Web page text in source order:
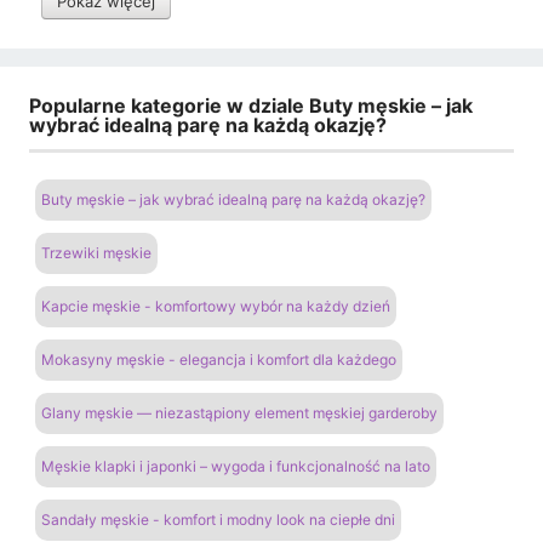
Popularne kategorie w dziale Buty męskie – jak
wybrać idealną parę na każdą okazję?
Buty męskie – jak wybrać idealną parę na każdą okazję?
Trzewiki męskie
Kapcie męskie - komfortowy wybór na każdy dzień
Mokasyny męskie - elegancja i komfort dla każdego
Glany męskie — niezastąpiony element męskiej garderoby
Męskie klapki i japonki – wygoda i funkcjonalność na lato
Sandały męskie - komfort i modny look na ciepłe dni